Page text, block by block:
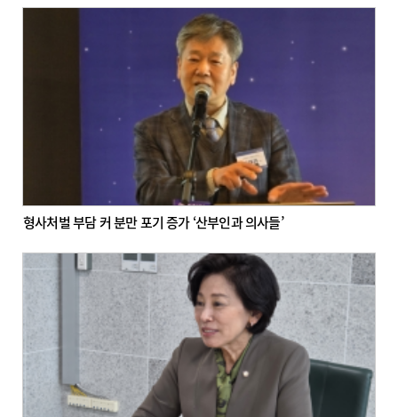
형사처벌 부담 커 분만 포기 증가 ‘산부인과 의사들’